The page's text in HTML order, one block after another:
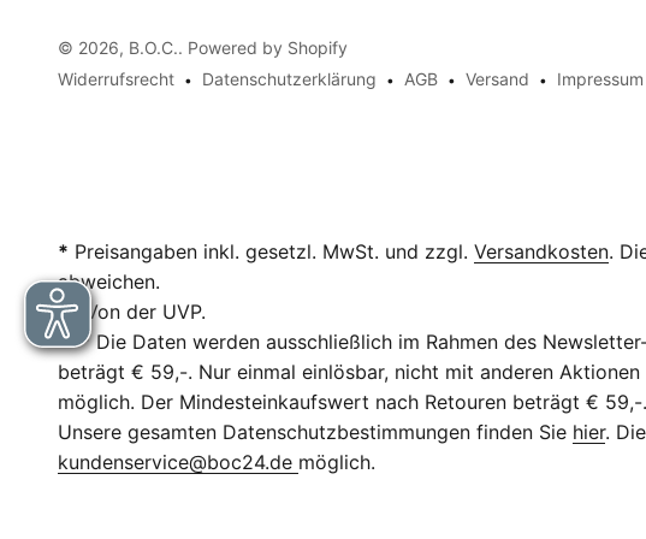
© 2026, B.O.C.. Powered by Shopify
Widerrufsrecht
Datenschutzerklärung AGB Versand Impressum
* Preisangaben inkl. gesetzl. MwSt. und zzgl. Versandkosten.
abweichen.
** Von der UVP.
***Die Daten werden ausschließlich im Rahmen des
beträgt € 59,-. Nur einmal einlösbar, nicht mit anderen
möglich. Der Mindesteinkaufswert nach Retouren beträgt €
Unsere gesamten Datenschutzbestimmungen finden Sie hier.
kundenservice@boc24.de möglich.